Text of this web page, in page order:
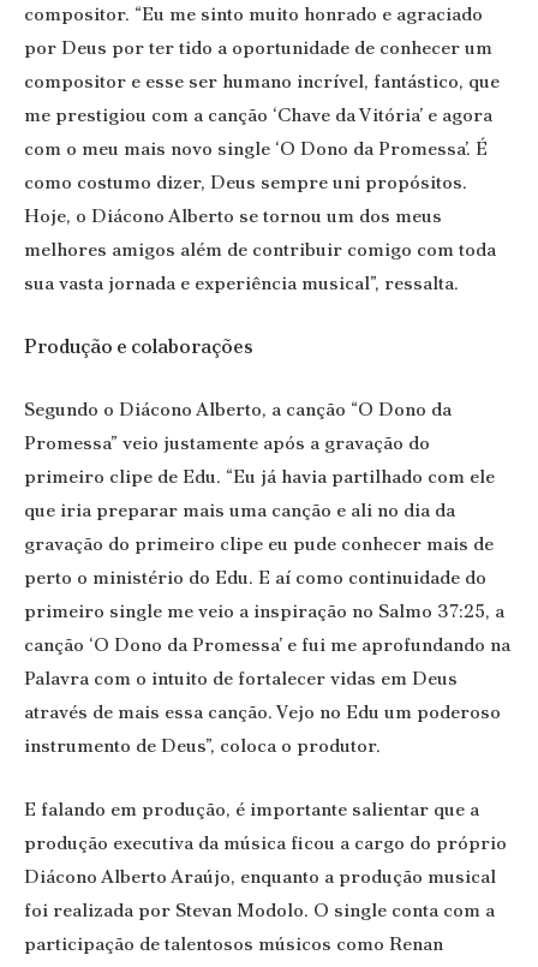
compositor. “Eu me sinto muito honrado e agraciado
por Deus por ter tido a oportunidade de conhecer um
compositor e esse ser humano incrível, fantástico, que
me prestigiou com a canção ‘Chave da Vitória’ e agora
com o meu mais novo single ‘O Dono da Promessa’. É
como costumo dizer, Deus sempre uni propósitos.
Hoje, o Diácono Alberto se tornou um dos meus
melhores amigos além de contribuir comigo com toda
sua vasta jornada e experiência musical”, ressalta.
Produção e colaborações
Segundo o Diácono Alberto, a canção “O Dono da
Promessa” veio justamente após a gravação do
primeiro clipe de Edu. “Eu já havia partilhado com ele
que iria preparar mais uma canção e ali no dia da
gravação do primeiro clipe eu pude conhecer mais de
perto o ministério do Edu. E aí como continuidade do
primeiro single me veio a inspiração no Salmo 37:25, a
canção ‘O Dono da Promessa’ e fui me aprofundando na
Palavra com o intuito de fortalecer vidas em Deus
através de mais essa canção. Vejo no Edu um poderoso
instrumento de Deus”, coloca o produtor.
E falando em produção, é importante salientar que a
produção executiva da música ficou a cargo do próprio
Diácono Alberto Araújo, enquanto a produção musical
foi realizada por Stevan Modolo. O single conta com a
participação de talentosos músicos como Renan